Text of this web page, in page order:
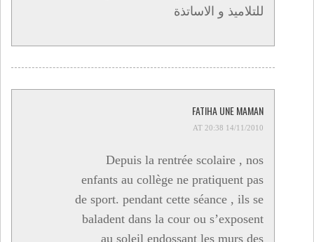
للتلاميذ و الاساتذة
FATIHA UNE MAMAN
14/11/2010 AT 20:38
Depuis la rentrée scolaire , nos
enfants au collège ne pratiquent pas
de sport. pendant cette séance , ils se
baladent dans la cour ou s’exposent
au soleil endossant les murs des